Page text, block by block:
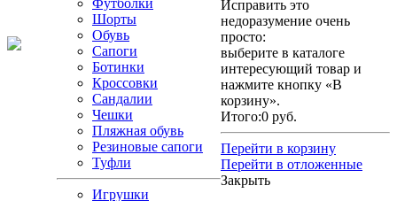
Футболки
Шорты
Обувь
Сапоги
Ботинки
Кроссовки
Сандалии
Чешки
Пляжная обувь
Резиновые сапоги
Туфли
Игрушки
Исправить это
недоразумение очень
просто:
выберите в каталоге
интересующий товар и
нажмите кнопку «В
корзину».
Итого:0 руб.
Перейти в корзину
Перейти в отложенные
Закрыть